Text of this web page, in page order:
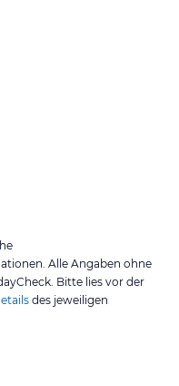
Alle Angaben ohne
Bitte lies vor der
des jeweiligen